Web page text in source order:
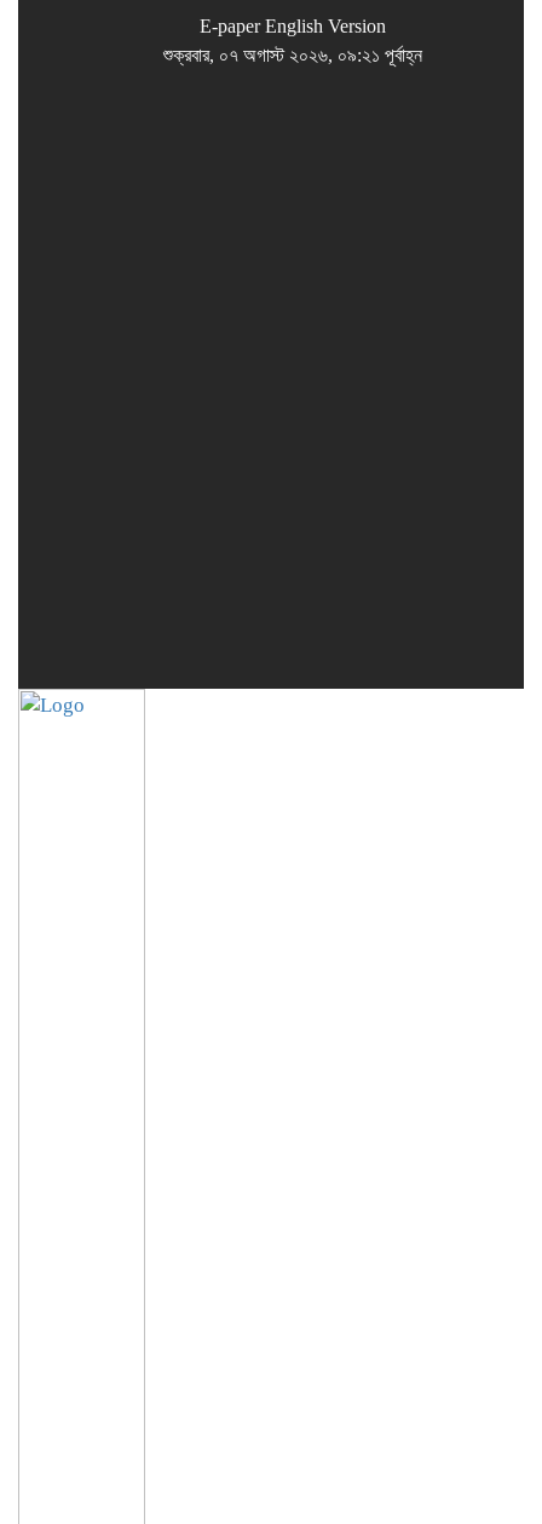
E-paper English Version
শুক্রবার, ০৭ অগাস্ট ২০২৬, ০৯:২১ পূর্বাহ্ন